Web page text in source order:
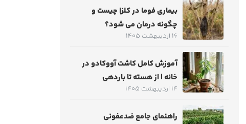
بیماری فوما در کلزا چیست و
چگونه درمان می شود؟
16 اردیبهشت 1405
آموزش کامل کاشت آووکادو در
خانه | از هسته تا باردهی
14 اردیبهشت 1405
راهنمای جامع ضدعفونی